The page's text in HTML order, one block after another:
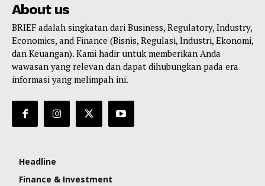
About us
BRIEF adalah singkatan dari Business, Regulatory, Industry,
Economics, and Finance (Bisnis, Regulasi, Industri, Ekonomi,
dan Keuangan). Kami hadir untuk memberikan Anda
wawasan yang relevan dan dapat dihubungkan pada era
informasi yang melimpah ini.
Headline
Finance & Investment